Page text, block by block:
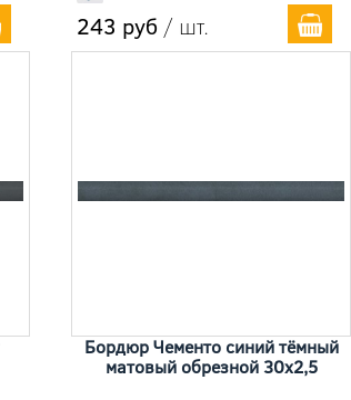
243 руб / шт.
Бордюр Чементо синий тёмный
матовый обрезной 30x2,5